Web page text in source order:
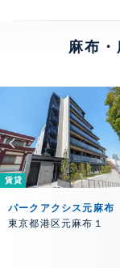
麻布
賃貸
パークアクシス元麻布
東京都港区元麻布１